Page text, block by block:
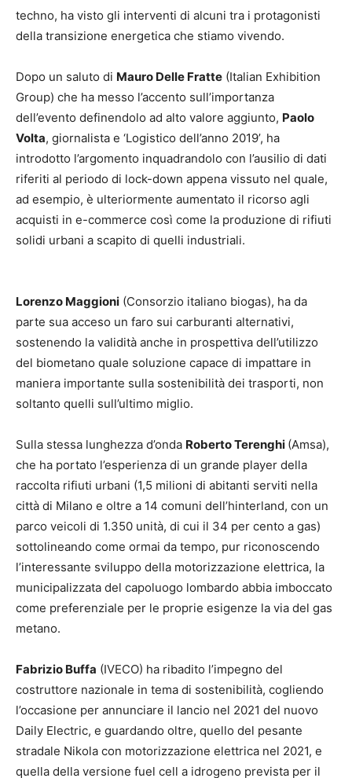
techno, ha visto gli interventi di alcuni tra i protagonisti
della transizione energetica che stiamo vivendo.
Dopo un saluto di Mauro Delle Fratte (Italian Exhibition
Group) che ha messo l’accento sull’importanza
dell’evento definendolo ad alto valore aggiunto, Paolo
Volta, giornalista e ‘Logistico dell’anno 2019’, ha
introdotto l’argomento inquadrandolo con l’ausilio di dati
riferiti al periodo di lock-down appena vissuto nel quale,
ad esempio, è ulteriormente aumentato il ricorso agli
acquisti in e-commerce così come la produzione di rifiuti
solidi urbani a scapito di quelli industriali.
Lorenzo Maggioni (Consorzio italiano biogas), ha da
parte sua acceso un faro sui carburanti alternativi,
sostenendo la validità anche in prospettiva dell’utilizzo
del biometano quale soluzione capace di impattare in
maniera importante sulla sostenibilità dei trasporti, non
soltanto quelli sull’ultimo miglio.
Sulla stessa lunghezza d’onda Roberto Terenghi (Amsa),
che ha portato l’esperienza di un grande player della
raccolta rifiuti urbani (1,5 milioni di abitanti serviti nella
città di Milano e oltre a 14 comuni dell’hinterland, con un
parco veicoli di 1.350 unità, di cui il 34 per cento a gas)
sottolineando come ormai da tempo, pur riconoscendo
l’interessante sviluppo della motorizzazione elettrica, la
municipalizzata del capoluogo lombardo abbia imboccato
come preferenziale per le proprie esigenze la via del gas
metano.
Fabrizio Buffa (IVECO) ha ribadito l’impegno del
costruttore nazionale in tema di sostenibilità, cogliendo
l’occasione per annunciare il lancio nel 2021 del nuovo
Daily Electric, e guardando oltre, quello del pesante
stradale Nikola con motorizzazione elettrica nel 2021, e
quella della versione fuel cell a idrogeno prevista per il